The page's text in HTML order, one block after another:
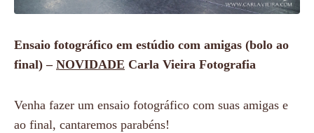
Ensaio fotográfico em estúdio com amigas (bolo ao
final) – NOVIDADE Carla Vieira Fotografia
Venha fazer um ensaio fotográfico com suas amigas e
ao final, cantaremos parabéns!